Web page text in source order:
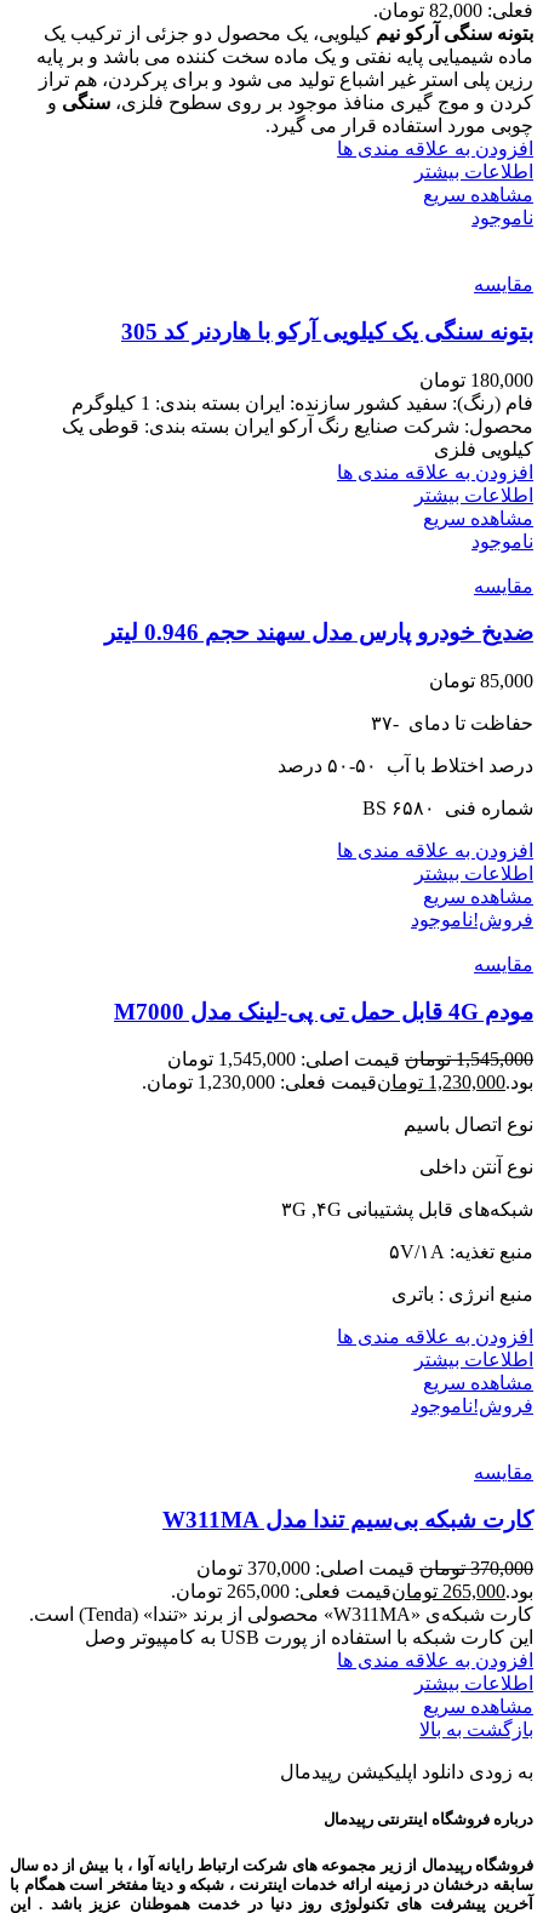
فعلی: 82,000 تومان.
بتونه سنگی آرکو نیم کیلویی، یک محصول دو جزئی از ترکیب یک
ماده شیمیایی پایه نفتی و یک ماده سخت کننده می باشد و بر پایه
رزین پلی استر غیر اشباع تولید می شود و برای پرکردن، هم تراز
کردن و موج گیری منافذ موجود بر روی سطوح فلزی، سنگی و
چوبی مورد استفاده قرار می گیرد.
افزودن به علاقه مندی ها
اطلاعات بیشتر
مشاهده سریع
ناموجود
مقایسه
بتونه سنگی یک کیلویی آرکو با هاردنر کد 305
180,000 تومان
فام (رنگ): سفید کشور سازنده: ایران بسته بندی: 1 کیلوگرم
محصول: شرکت صنایع رنگ آرکو ایران بسته بندی: قوطی یک
کیلویی فلزی
افزودن به علاقه مندی ها
اطلاعات بیشتر
مشاهده سریع
ناموجود
مقایسه
ضدیخ خودرو پارس مدل سهند حجم 0.946 لیتر
85,000 تومان
حفاظت تا دمای -۳۷
درصد اختلاط با آب ۵۰-۵۰ درصد
شماره فنی BS ۶۵۸۰
افزودن به علاقه مندی ها
اطلاعات بیشتر
مشاهده سریع
فروش!ناموجود
مقایسه
مودم 4G قابل حمل تی پی-لینک مدل M7000
1,545,000 تومان
قیمت اصلی: 1,545,000 تومان
بود.1,230,000 تومانقیمت فعلی: 1,230,000 تومان.
نوع اتصال باسیم
نوع آنتن داخلی
شبکه‌های قابل پشتیبانی ۳G ,۴G
منبع تغذیه: ۵V/۱A
منبع انرژی : باتری
افزودن به علاقه مندی ها
اطلاعات بیشتر
مشاهده سریع
فروش!ناموجود
مقایسه
کارت شبکه بی‌سیم تندا مدل W311MA
370,000 تومان
قیمت اصلی: 370,000 تومان
بود.265,000 تومانقیمت فعلی: 265,000 تومان.
کارت شبکه‌ی «W311MA» محصولی از برند «تندا» (Tenda) است.
این کارت شبکه با استفاده از پورت USB به کامپیوتر وصل
افزودن به علاقه مندی ها
اطلاعات بیشتر
مشاهده سریع
بازگشت به بالا
به زودی دانلود اپلیکیشن رپیدمال
درباره فروشگاه اینترنتی رپیدمال
فروشگاه رپیدمال از زیر مجموعه های شرکت ارتباط رایانه آوا ، با بیش از ده سال
سابقه درخشان در زمینه ارائه خدمات اینترنت ، شبکه و دیتا مفتخر است همگام با
آخرین پیشرفت های تکنولوژی روز دنیا در خدمت هموطنان عزیز باشد . این